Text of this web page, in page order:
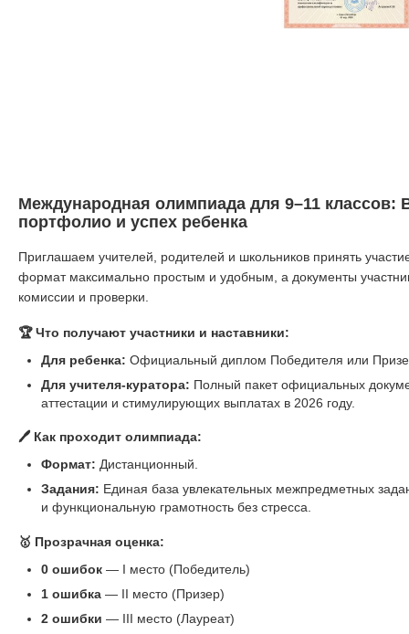
Международная олимпиада для 9–11 классов:
портфолио и успех ребенка
Приглашаем учителей, родителей и школьников принять
формат максимально простым и удобным, а документы
комиссии и проверки.
🏆 Что получают участники и наставники:
Для ребенка: Официальный диплом Победителя или
Для учителя-куратора: Полный пакет официальных
аттестации и стимулирующих выплатах в 2026 году.
🖊️ Как проходит олимпиада:
Формат: Дистанционный.
Задания: Единая база увлекательных межпредметных
и функциональную грамотность без стресса.
🥇 Прозрачная оценка:
0 ошибок— I место (Победитель)
1 ошибка— II место (Призер)
2 ошибки — III место (Лауреат)